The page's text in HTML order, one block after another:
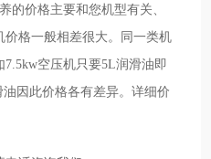
的价格主要和您机型有关、
格一般相差很大。同一类机
空压机只要5L润滑油即
因此价格各有差异。详细价